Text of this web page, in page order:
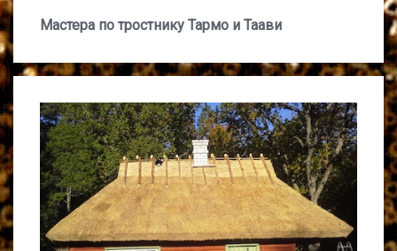
Мастера по тростнику Тармо и Таави